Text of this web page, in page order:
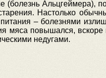
(болезнь Альцгеймера),
Настолько
– болезнями
мяса повышался,
недугами.